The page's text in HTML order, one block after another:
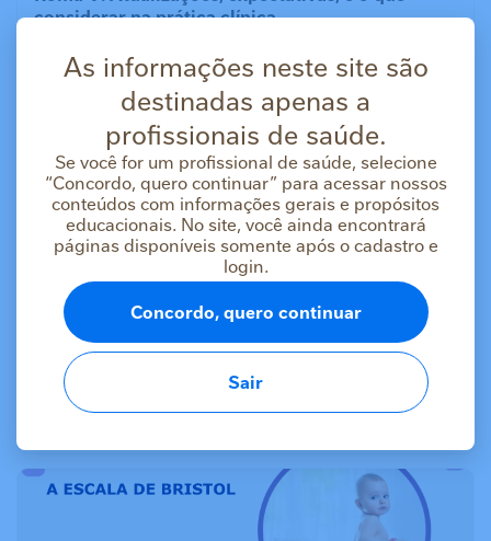
considerar na prática clínica
04/05/2026
ARTIGOS
Distúrbios da Interação Intestino-Cérebro
As informações neste site são
destinadas apenas a
profissionais de saúde.
Se você for um profissional de saúde, selecione
“Concordo, quero continuar” para acessar nossos
conteúdos com informações gerais e propósitos
educacionais. No site, você ainda encontrará
páginas disponíveis somente após o cadastro e
login.
Concordo, quero continuar
Sair